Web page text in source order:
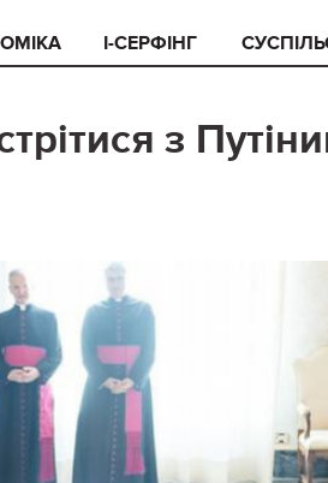
I-СЕРФІНГ
з